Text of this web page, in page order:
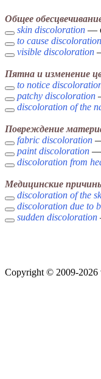
Общее
skin discoloration —
to cause discoloration
visible discoloration
Пятна и изменение
to notice
patchy discoloration
discoloration of the
Повреждение
fabric discoloration
paint discoloration —
discoloration from
Медицинские
discoloration of the
discoloration due to
sudden discoloration
Copyright © 2009-2026